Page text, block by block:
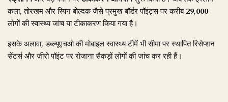
कला, तोरखम और स्पिन बोल्दक जैसे प्रमुख बॉर्डर पॉइंट्स पर करीब29,000
लोगों की स्वास्थ्य जांच या टीकाकरण किया गया है।
इसके अलावा, डब्ल्यूएचओ की मोबाइल स्वास्थ्य टीमें भी सीमा पर स्थापित रिसेप्शन
सेंटर्स और ज़ीरो पॉइंट पर रोजाना सैकड़ों लोगों की जांच कर रही हैं।